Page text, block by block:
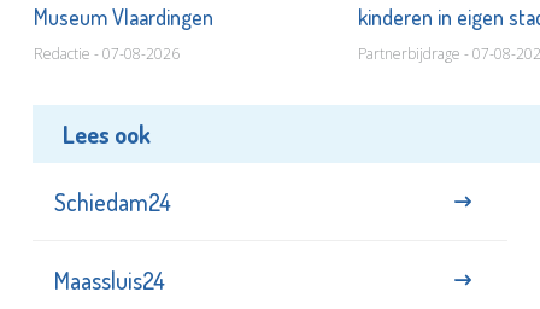
Museum Vlaardingen
Redactie - 07-08-2026
kinderen in eigen
Partnerbijdrage - 07-08-
Lees ook
Schiedam24
Maassluis24